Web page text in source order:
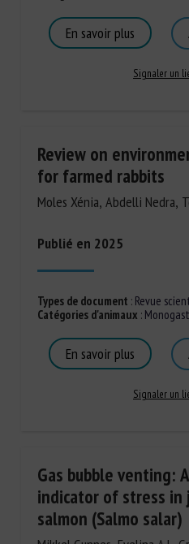
En savoir plus
Signaler un
Review on
for farmed rabbits
Moles Xénia, Abdelli Nedra,
Publié en 2025
Types de document : Revue
Catégories d'animaux :
En savoir plus
Signaler un
Gas bubble venting:
indicator of stress
salmon (Salmo salar)